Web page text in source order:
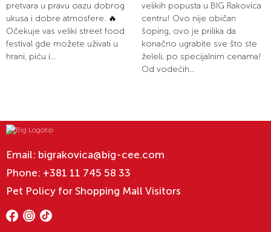
pretvara u pravu oazu dobrog
ukusa i dobre atmosfere. 🔥
Očekuje vas veliki street food
festival gde možete uživati u
hrani, piću i...
velikih popusta u BIG Rakovica
centru! Ovo nije običan
šoping, ovo je prilika da
konačno ugrabite sve što ste
želeli, po specijalnim cenama!
Od vodećih...
Email: bigrakovica@big-cee.com
Phone: +381 11 745 58 33
Pet Policy for Shopping Mall Visitors